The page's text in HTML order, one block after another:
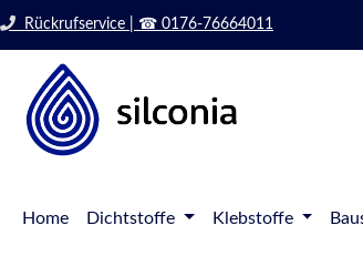
Hauptinhalt springen
Zur Suche springen
Zur Hauptnavigation springen
Rückrufservice | ☎ 0176-76664011
Home Dichtstoffe Klebstoffe